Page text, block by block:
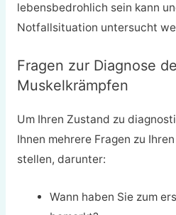
lebensbedrohlich sein kann
Notfallsituation untersucht
Fragen zur Diagnose
Muskelkrämpfen
Um Ihren Zustand zu
Ihnen mehrere Fragen zu
stellen, darunter:
Wann haben Sie zum